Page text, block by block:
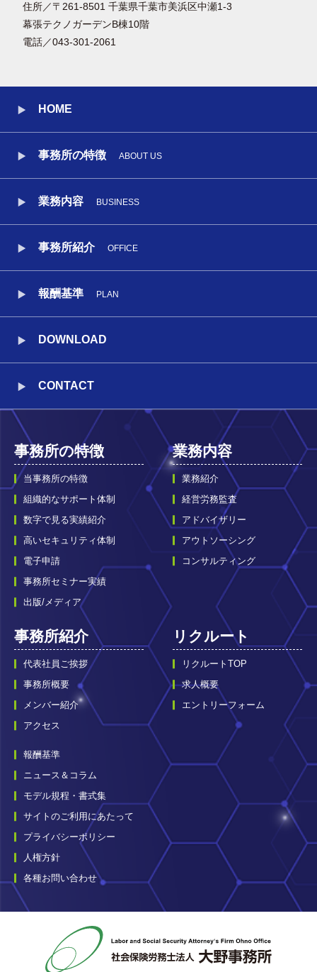
住所／〒261-8501 千葉県千葉市美浜区中瀬1-3
幕張テクノガーデンB棟10階
電話／043-301-2061
HOME
事務所の特徴 ABOUT US
業務内容 BUSINESS
事務所紹介 OFFICE
報酬基準 PLAN
DOWNLOAD
CONTACT
事務所の特徴
当事務所の特徴
組織的なサポート体制
数字で見る実績紹介
高いセキュリティ体制
電子申請
事務所セミナー実績
出版/メディア
業務内容
業務紹介
経営労務監査
アドバイザリー
アウトソーシング
コンサルティング
事務所紹介
代表社員ご挨拶
事務所概要
メンバー紹介
アクセス
リクルート
リクルートTOP
求人概要
エントリーフォーム
報酬基準
ニュース＆コラム
モデル規程・書式集
サイトのご利用にあたって
プライバシーポリシー
人権方針
各種お問い合わせ